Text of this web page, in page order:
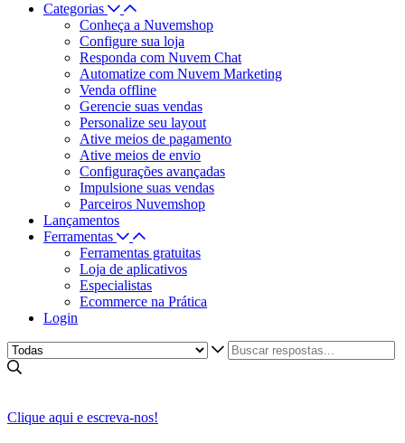
Categorias
Conheça a Nuvemshop
Configure sua loja
Responda com Nuvem Chat
Automatize com Nuvem Marketing
Venda offline
Gerencie suas vendas
Personalize seu layout
Ative meios de pagamento
Ative meios de envio
Configurações avançadas
Impulsione suas vendas
Parceiros Nuvemshop
Lançamentos
Ferramentas
Ferramentas gratuitas
Loja de aplicativos
Especialistas
Ecommerce na Prática
Login
Clique aqui e escreva-nos!